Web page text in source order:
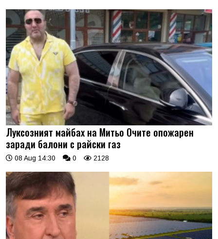
Луксозният майбах на Митьо Очите опожарен
заради балони с райски газ
08 Aug 14:30 0 2128